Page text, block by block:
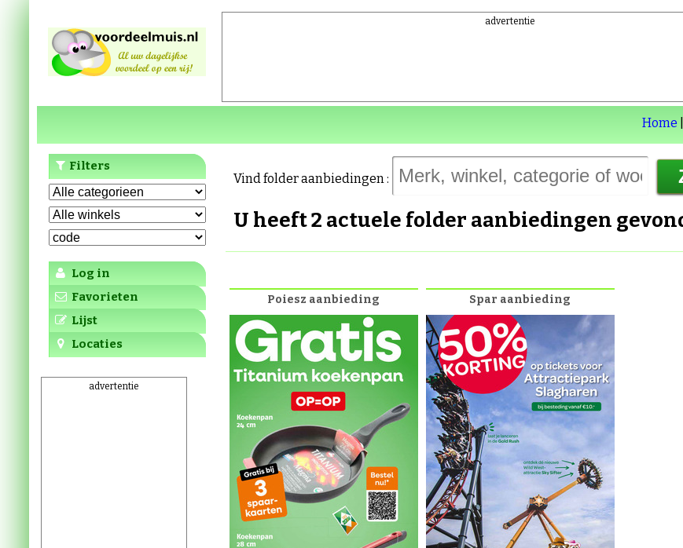
advertentie
Home
Filters
Log in
Favorieten
Lijst
Locaties
advertentie
Vind folder aanbiedingen :
U heeft 2 actuele folder aanbiedingen
Poiesz aanbieding Spar aanbieding